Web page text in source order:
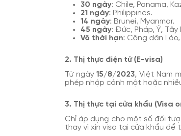
30 ngày: Chile, Panama,
21 ngày: Philippines.
14 ngày: Brunei, Myanmar.
45 ngày: Đức, Pháp, Ý,
Vô thời hạn: Công dân
2. Thị thực điện tử (E-visa)
Từ ngày15/8/2023, Việt Nam
phép nhập cảnh một hoặc
3. Thị thực tại cửa khẩu (Visa
Chỉ áp dụng cho một số đối
thay vì xin visa tại cửa khẩu để